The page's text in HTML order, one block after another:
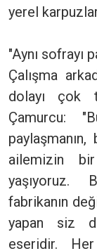
yerel
"Aynı sofrayı
Çalışma
dolayı çok
Çamurcu:
ailemizin bir
yaşıyoruz.
fabrikanın
yapan siz
eseridir. Her